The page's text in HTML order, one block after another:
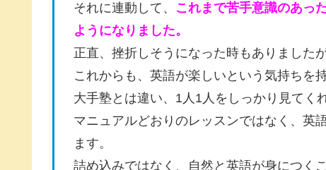
それに連動して、 これまで苦手意識のあっ
ようになりました。
正直、挫折しそうになった時もありました
これからも、英語が楽しいという気持ちを
大手塾とは違い、1人1人をしっかり見てく
マニュアルどおりのレッスンではなく、英
ます。
詰め込みではなく、自然と英語が身につく